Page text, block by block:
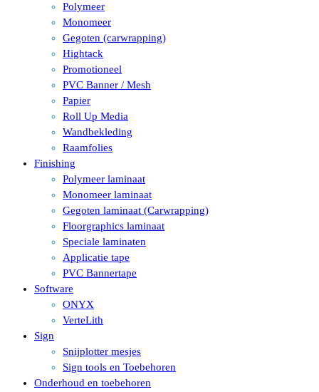
Polymeer
Monomeer
Gegoten (carwrapping)
Hightack
Promotioneel
PVC Banner / Mesh
Papier
Roll Up Media
Wandbekleding
Raamfolies
Finishing
Polymeer laminaat
Monomeer laminaat
Gegoten laminaat (Carwrapping)
Floorgraphics laminaat
Speciale laminaten
Applicatie tape
PVC Bannertape
Software
ONYX
VerteLith
Sign
Snijplotter mesjes
Sign tools en Toebehoren
Onderhoud en toebehoren